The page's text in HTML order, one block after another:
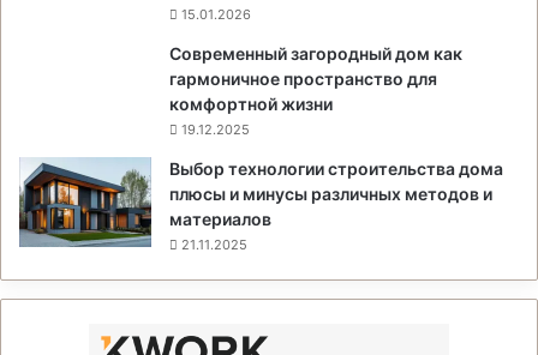
15.01.2026
Современный загородный дом как
гармоничное пространство для
комфортной жизни
19.12.2025
Выбор технологии строительства дома
плюсы и минусы различных методов и
материалов
21.11.2025